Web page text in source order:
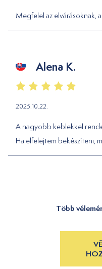
Megfelel az elvárásoknak,
Alena K.
2025.10.22.
A nagyobb keblekkel
Ha elfelejtem bekészíteni,
Több